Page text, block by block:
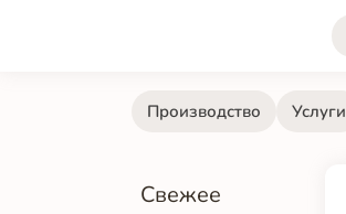
Производство Услуги
Свежее